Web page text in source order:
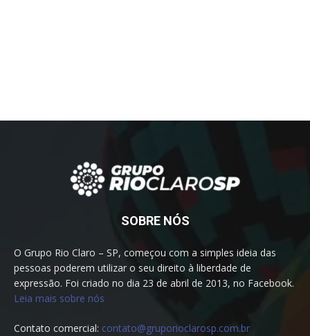
SOBRE NÓS
O Grupo Rio Claro – SP, começou com a simples ideia das
pessoas poderem utilizar o seu direito à liberdade de
expressão. Foi criado no dia 23 de abril de 2013, no Facebook.
Leia mais sobre nós
Contato comercial: contato@gruporioclarosp.com.br